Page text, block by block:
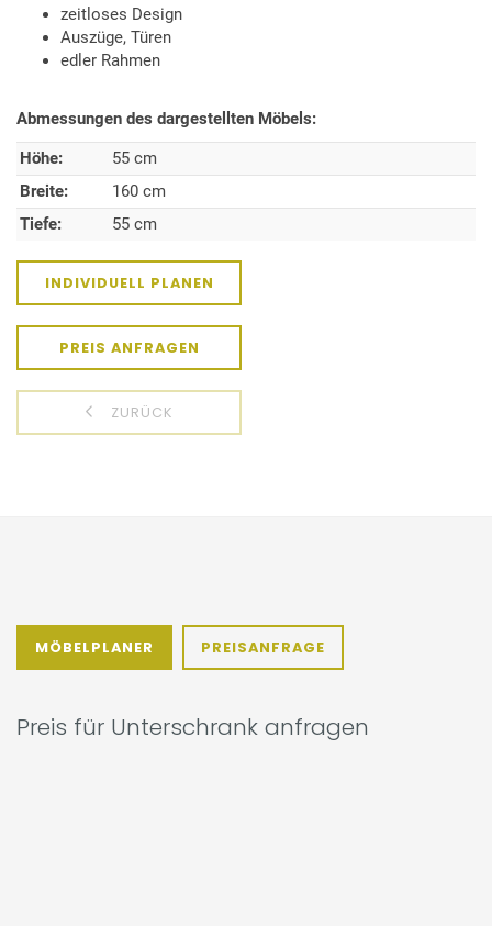
zeitloses Design
Auszüge, Türen
edler Rahmen
Abmessungen des dargestellten Möbels:
Höhe:
55 cm
Breite:
160 cm
Tiefe:
55 cm
INDIVIDUELL PLANEN
PREIS ANFRAGEN
ZURÜCK
MÖBELPLANER PREISANFRAGE
Preis für Unterschrank anfragen